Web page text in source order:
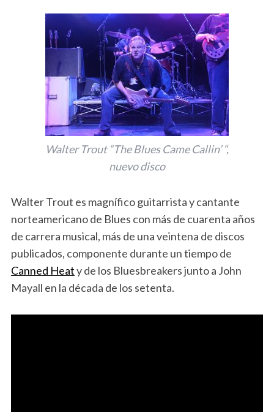
Walter Trout “The Blues Came Callin’ “,
nuevo disco
Walter Trout es magnífico guitarrista y cantante
norteamericano de Blues con más de cuarenta años
de carrera musical, más de una veintena de discos
publicados, componente durante un tiempo de
Canned Heaty de los Bluesbreakers junto a John
Mayall en la década de los setenta.